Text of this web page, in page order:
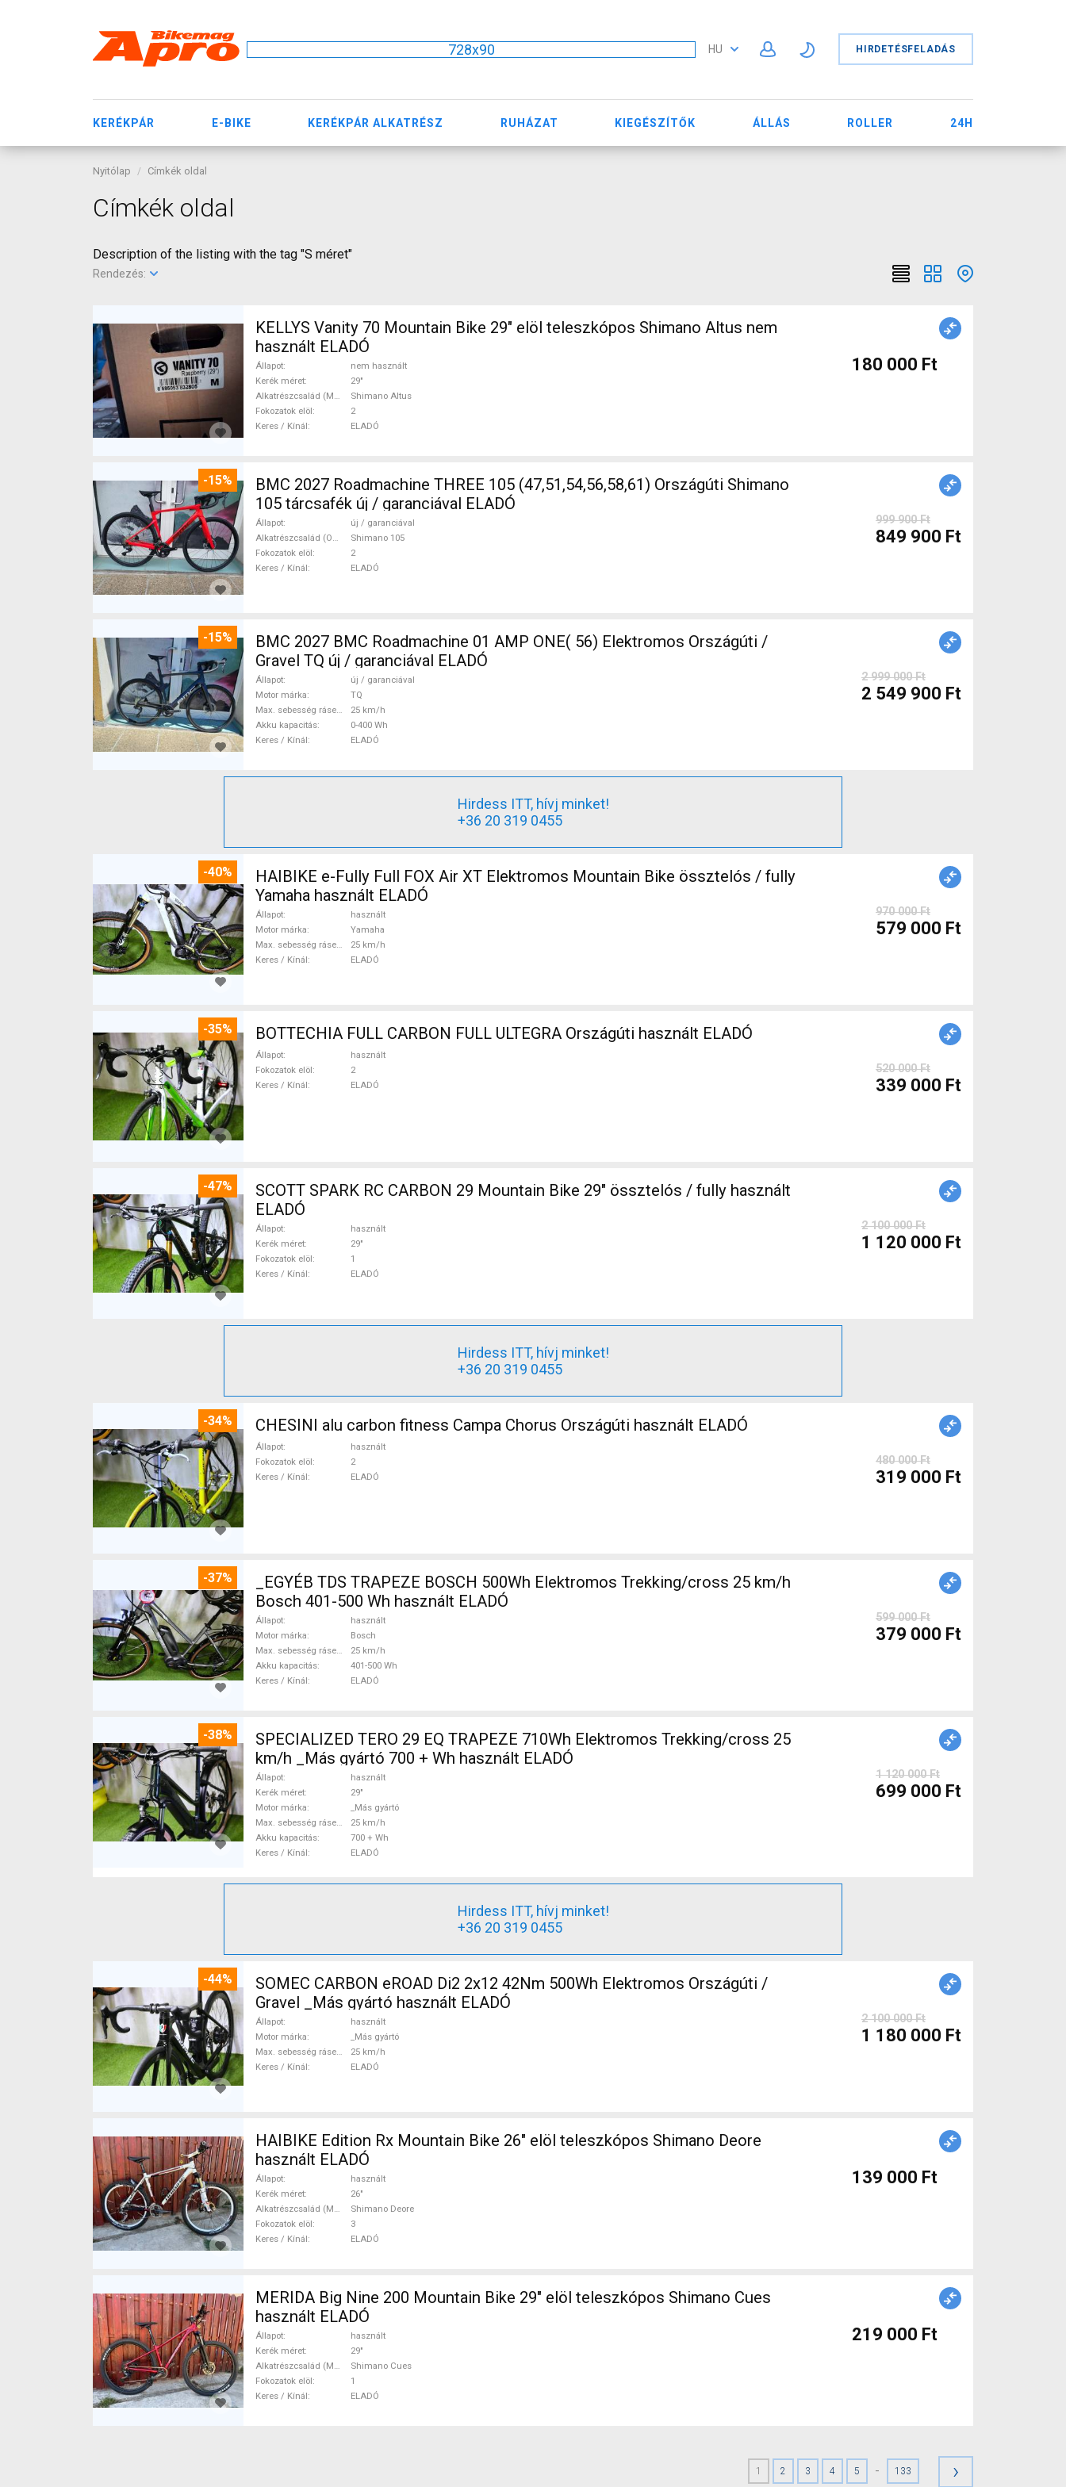
728x90 HU HIRDETÉSFELADÁS
KERÉKPÁR E-BIKE KERÉKPÁR ALKATRÉSZ RUHÁZAT KIEGÉSZÍTŐK ÁLLÁS ROLLER 24H
Nyitólap Címkék oldal
Címkék oldal
Description of the listing with the tag "S méret"
Rendezés:
KELLYS Vanity 70 Mountain Bike 29" elöl teleszkópos Shimano Altus nem
használt ELADÓ
Állapot
nem használt
Kerék méret
29"
Alkatrészcsalád (MTB)
Shimano Altus
Fokozatok elöl
2
Keres / Kínál
ELADÓ
180 000 Ft
-15%
BMC 2027 Roadmachine THREE 105 (47,51,54,56,58,61) Országúti Shimano
105 tárcsafék új / garanciával ELADÓ
Állapot
új / garanciával
Alkatrészcsalád (Outi)
Shimano 105
Fokozatok elöl
2
Keres / Kínál
ELADÓ
999 900 Ft
849 900 Ft
-15%
BMC 2027 BMC Roadmachine 01 AMP ONE( 56) Elektromos Országúti /
Gravel TQ új / garanciával ELADÓ
Állapot
új / garanciával
Motor márka
TQ
Max. sebesség rásegítéssel
25 km/h
Akku kapacitás
0-400 Wh
Keres / Kínál
ELADÓ
2 999 000 Ft
2 549 900 Ft
Hirdess ITT, hívj minket!
+36 20 319 0455
-40%
HAIBIKE e-Fully Full FOX Air XT Elektromos Mountain Bike össztelós / fully
Yamaha használt ELADÓ
Állapot
használt
Motor márka
Yamaha
Max. sebesség rásegítéssel
25 km/h
Keres / Kínál
ELADÓ
970 000 Ft
579 000 Ft
-35% BOTTECHIA FULL CARBON FULL ULTEGRA Országúti használt ELADÓ
Állapot
használt
Fokozatok elöl
2
Keres / Kínál
ELADÓ
520 000 Ft
339 000 Ft
-47%
SCOTT SPARK RC CARBON 29 Mountain Bike 29" össztelós / fully használt
ELADÓ
Állapot
használt
Kerék méret
29"
Fokozatok elöl
1
Keres / Kínál
ELADÓ
2 100 000 Ft
1 120 000 Ft
Hirdess ITT, hívj minket!
+36 20 319 0455
-34% CHESINI alu carbon fitness Campa Chorus Országúti használt ELADÓ
Állapot
használt
Fokozatok elöl
2
Keres / Kínál
ELADÓ
480 000 Ft
319 000 Ft
-37%
_EGYÉB TDS TRAPEZE BOSCH 500Wh Elektromos Trekking/cross 25 km/h
Bosch 401-500 Wh használt ELADÓ
Állapot
használt
Motor márka
Bosch
Max. sebesség rásegítéssel
25 km/h
Akku kapacitás
401-500 Wh
Keres / Kínál
ELADÓ
599 000 Ft
379 000 Ft
-38%
SPECIALIZED TERO 29 EQ TRAPEZE 710Wh Elektromos Trekking/cross 25
km/h _Más gyártó 700 + Wh használt ELADÓ
Állapot
használt
Kerék méret
29"
Motor márka
_Más gyártó
Max. sebesség rásegítéssel
25 km/h
Akku kapacitás
700 + Wh
Keres / Kínál
ELADÓ
1 120 000 Ft
699 000 Ft
Hirdess ITT, hívj minket!
+36 20 319 0455
-44%
SOMEC CARBON eROAD Di2 2x12 42Nm 500Wh Elektromos Országúti /
Gravel _Más gyártó használt ELADÓ
Állapot
használt
Motor márka
_Más gyártó
Max. sebesség rásegítéssel
25 km/h
Keres / Kínál
ELADÓ
2 100 000 Ft
1 180 000 Ft
HAIBIKE Edition Rx Mountain Bike 26" elöl teleszkópos Shimano Deore
használt ELADÓ
Állapot
használt
Kerék méret
26"
Alkatrészcsalád (MTB)
Shimano Deore
Fokozatok elöl
3
Keres / Kínál
ELADÓ
139 000 Ft
MERIDA Big Nine 200 Mountain Bike 29" elöl teleszkópos Shimano Cues
használt ELADÓ
Állapot
használt
Kerék méret
29"
Alkatrészcsalád (MTB)
Shimano Cues
Fokozatok elöl
1
Keres / Kínál
ELADÓ
219 000 Ft
1 2 3 4 5 - 133 ›